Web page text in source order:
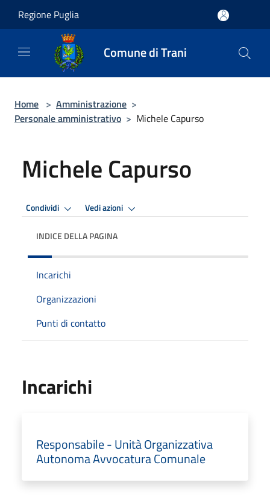
Regione Puglia
Comune di Trani
Home > Amministrazione >
Personale amministrativo > Michele Capurso
Michele Capurso
Condividi Vedi azioni
INDICE DELLA PAGINA
Incarichi
Organizzazioni
Punti di contatto
Incarichi
Responsabile - Unità Organizzativa
Autonoma Avvocatura Comunale